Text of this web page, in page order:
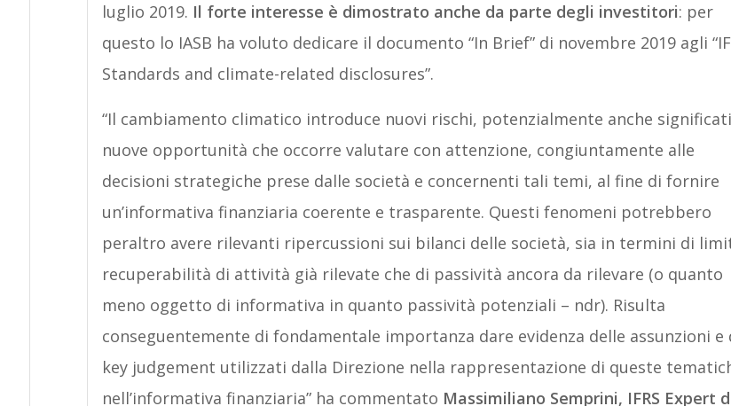
luglio 2019. Il forte interesse è dimostrato anche da parte degli investitori: per
questo lo IASB ha voluto dedicare il documento “In Brief” di novembre 2019 agli
Standards and climate-related disclosures”.
“Il cambiamento climatico introduce nuovi rischi, potenzialmente anche
nuove opportunità che occorre valutare con attenzione, congiuntamente alle
decisioni strategiche prese dalle società e concernenti tali temi, al fine di fornire
un’informativa finanziaria coerente e trasparente. Questi fenomeni potrebbero
peraltro avere rilevanti ripercussioni sui bilanci delle società, sia in termini di
recuperabilità di attività già rilevate che di passività ancora da rilevare (o quanto
meno oggetto di informativa in quanto passività potenziali – ndr). Risulta
conseguentemente di fondamentale importanza dare evidenza delle assunzioni e
key judgement utilizzati dalla Direzione nella rappresentazione di queste
nell’informativa finanziaria” ha commentato Massimiliano Semprini, IFRS Expert